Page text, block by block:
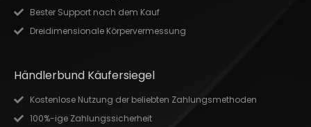
Bester Support nach dem Kauf
Dreidimensionale Körpervermessung
Händlerbund Käufersiegel
Kostenlose Nutzung der beliebten Zahlungsmethoden
100%-ige Zahlungssicherheit